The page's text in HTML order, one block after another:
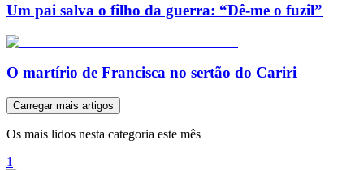
Um pai salva o filho da guerra: “Dê-me o fuzil”
O martírio de Francisca no sertão do Cariri
Carregar mais artigos
Os mais lidos nesta categoria este mês
1